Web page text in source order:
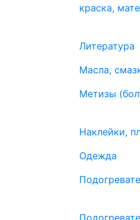
краска,
Литература
Масла,
Метизы
Наклейки,
Одежда